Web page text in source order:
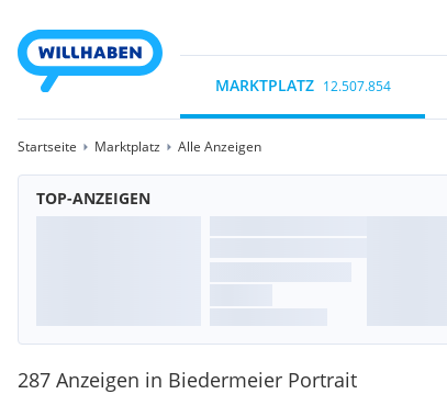
MARKTPLATZ 12.507.854
Startseite Marktplatz Alle Anzeigen
TOP-ANZEIGEN
287 Anzeigen in Biedermeier Portrait